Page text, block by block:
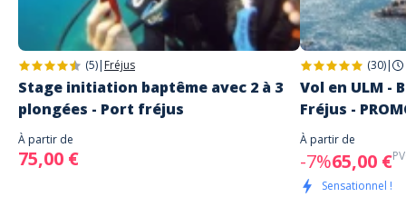
(5)| Fréjus
Stage initiation baptême avec 2 à 3
plongées - Port fréjus
À partir de
75,00 €
(30)|
Vol en ULM -
Fréjus -
À partir de
-7%65,00 €
Sensationnel !